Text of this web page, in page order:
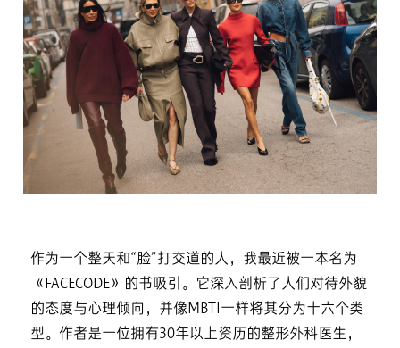
作为一个整天和“脸”打交道的人，我最近被一本名为
《FACECODE》的书吸引。它深入剖析了人们对待外貌
的态度与心理倾向，并像MBTI一样将其分为十六个类
型。作者是一位拥有30年以上资历的整形外科医生，